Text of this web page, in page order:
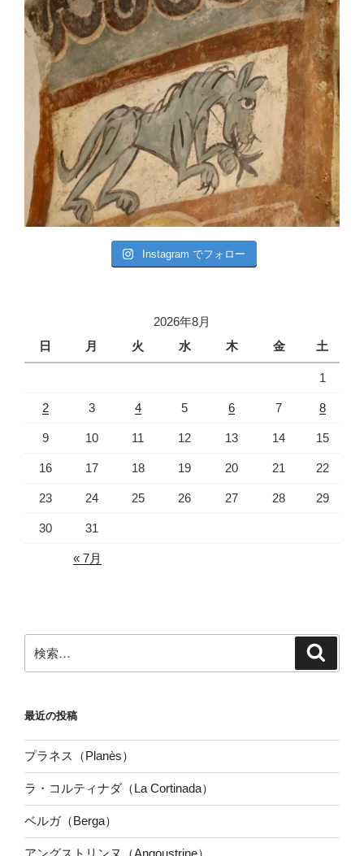
Instagram でフォロー
2026年8月
日
月 火 水 木 金 土
1
2 3 4 5 6 7 8
9 10 11 12 13 14 15
16 17 18 19 20 21 22
23 24 25 26 27 28 29
30 31
« 7月
索:
最近の投稿
プラネス（Planès）
ラ・コルティナダ（La Cortinada）
ベルガ（Berga）